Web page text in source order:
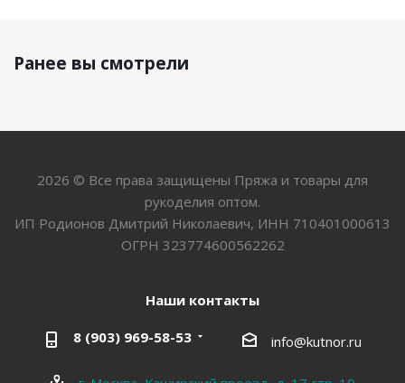
Ранее вы смотрели
2026 © Все права защищены Пряжа и товары для
рукоделия оптом.
ИП Родионов Дмитрий Николаевич, ИНН 710401000613
ОГРН 323774600562262
Наши контакты
8 (903) 969-58-53 info@kutnor.ru